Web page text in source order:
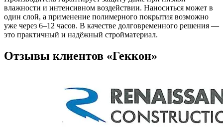
влажности и интенсивном воздействии. Наноситься может в
один слой, а применение полимерного покрытия возможно
уже через 6–12 часов. В качестве долговременного решения —
это практичный и надёжный стройматериал.
Отзывы клиентов «Геккон»